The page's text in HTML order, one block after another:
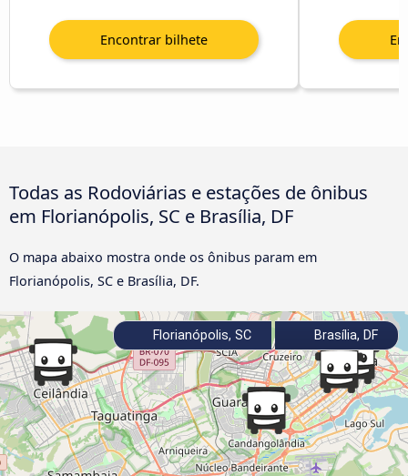
Todas as Rodoviárias e estações de ônibus
em Florianópolis, SC e Brasília, DF
O mapa abaixo mostra onde os ônibus param em
Florianópolis, SC e Brasília, DF.
Florianópolis, SC Brasília, DF